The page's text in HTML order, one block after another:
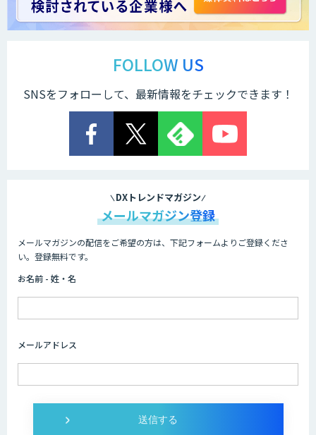
FOLLOW US
SNSをフォローして、最新情報をチェックできます！
DXトレンドマガジン
メールマガジン登録
メールマガジンの配信をご希望の方は、下記フォームよりご登録くださ
い。登録無料です。
お名前 - 姓・名
メールアドレス